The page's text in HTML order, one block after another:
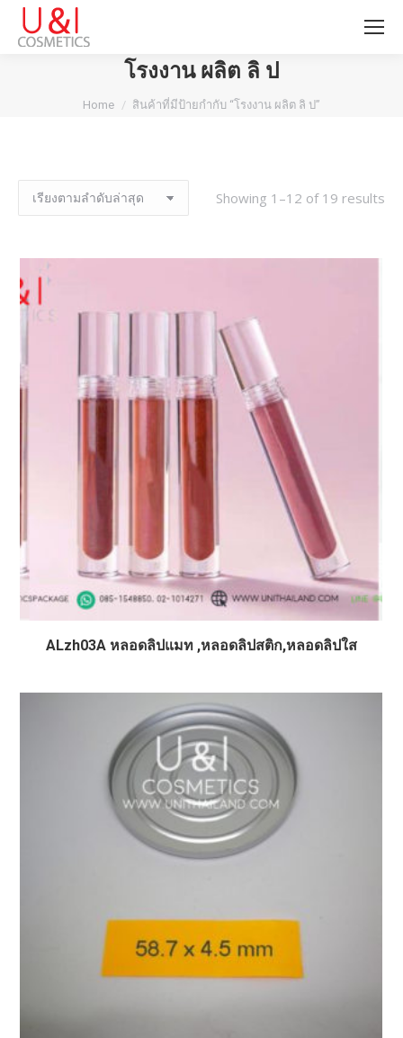
โรงงาน ผลิต ลิ ป
You are here:
Home สินค้าที่มีป้ายกำกับ “โรงงาน ผลิต ลิ ป”
Showing 1–12 of 19 results
ALzh03A หลอดลิปแมท ,หลอดลิปสติก,หลอดลิปใส